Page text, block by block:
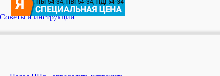
Советы и инструкции